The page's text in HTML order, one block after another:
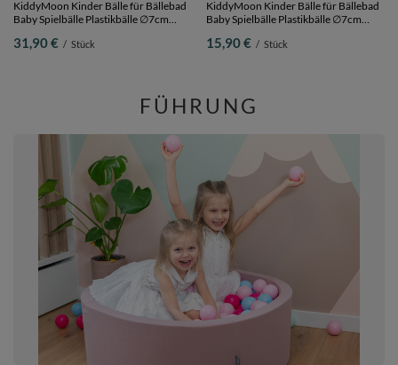
KiddyMoon Kinder Bälle für Bällebad
Baby Spielbälle Plastikbälle ∅7cm
Bälle/7cm
31,90 € / Stück
KiddyMoon Kinder Bälle für Bällebad
Baby Spielbälle Plastikbälle ∅7cm
dunkeltürkis/pastellbeige/weiß/minze,
15,90 € / Stück
FÜHRUNG